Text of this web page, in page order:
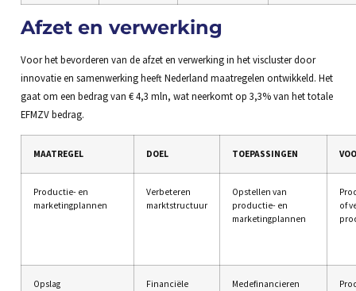
Afzet en verwerking
Voor het bevorderen van de afzet en verwerking in het viscluster door
innovatie en samenwerking heeft Nederland maatregelen ontwikkeld. Het
gaat om een bedrag van € 4,3 mln, wat neerkomt op 3,3% van het totale
EFMZV bedrag.
MAATREGEL DOEL TOEPASSINGEN
Productie- en
marketingplannen
Verbeteren
marktstructuur
Opstellen van
productie- en
marketingplannen
of
Opslag
Financiële
Medefinancieren